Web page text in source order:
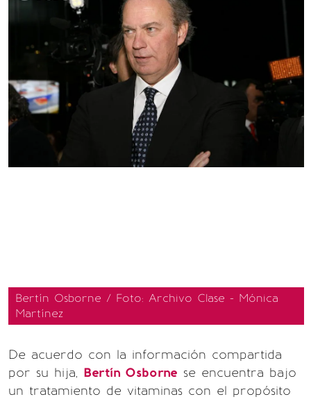
Bertín Osborne / Foto: Archivo Clase - Mónica
Martínez
De acuerdo con la información compartida
por su hija, Bertín Osborne se encuentra bajo
un tratamiento de vitaminas con el propósito